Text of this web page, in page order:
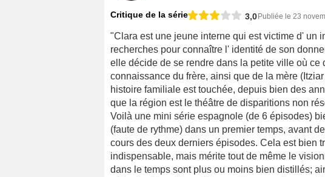
Critique de la série 3,0 Publiée le 23
"Clara est une jeune interne qui est victime d' un
recherches pour connaître l' identité de son
elle décide de se rendre dans la petite ville où ce
connaissance du frère, ainsi que de la mère
histoire familiale est touchée, depuis bien des
que la région est le théâtre de disparitions non
Voilà une mini série espagnole (de 6 épisodes)
(faute de rythme) dans un premier temps, avant
cours des deux derniers épisodes. Cela est bien
indispensable, mais mérite tout de même le
dans le temps sont plus ou moins bien distillés;